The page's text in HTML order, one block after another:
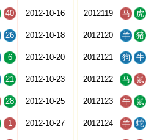
40 2012-10-16
26 2012-10-18
6 2012-10-20
21 2012-10-23
28 2012-10-25
1 2012-10-27
2012119 马 虎
2012120 羊 猪
2012121 狗 牛
2012122 马 鼠
2012123 牛 鼠
2012124 羊 蛇